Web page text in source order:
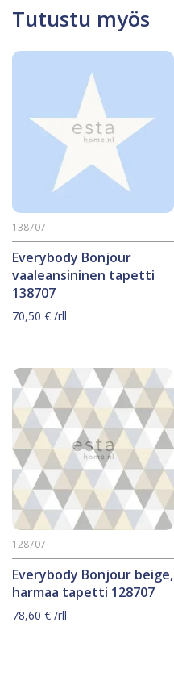
Tutustu myös
Everybody Bonjour
vaaleansininen tapetti
138707
138707
70,50 € /rll
Everybody Bonjour beige,
harmaa tapetti 128707
128707
78,60 € /rll